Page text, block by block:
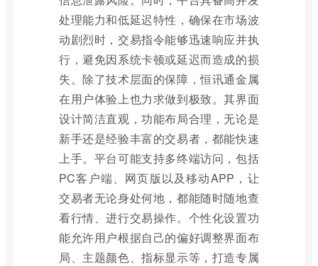
处理能力和低延迟特性，确保在市场波
动剧烈时，交易指令能够迅速响应并执
行，避免因系统卡顿或延迟而造成的损
失。除了技术层面的保障，恒讯通金属
在用户体验上也力求做到极致。其界面
设计简洁直观，功能布局合理，无论是
新手还是经验丰富的交易者，都能快速
上手。平台可能支持多终端访问，包括
PC客户端、网页版以及移动APP，让
交易者无论身处何地，都能随时随地查
看行情、进行交易操作。个性化设置功
能允许用户根据自己的偏好调整界面布
局、主题颜色、指标显示等，打造专属